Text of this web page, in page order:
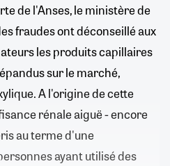
de l'Anses, le ministère de
fraudes ont déconseillé aux
les produits capillaires
sur le marché,
A l'origine de cette
rénale aiguë - encore
au terme d'une
ayant utilisé des